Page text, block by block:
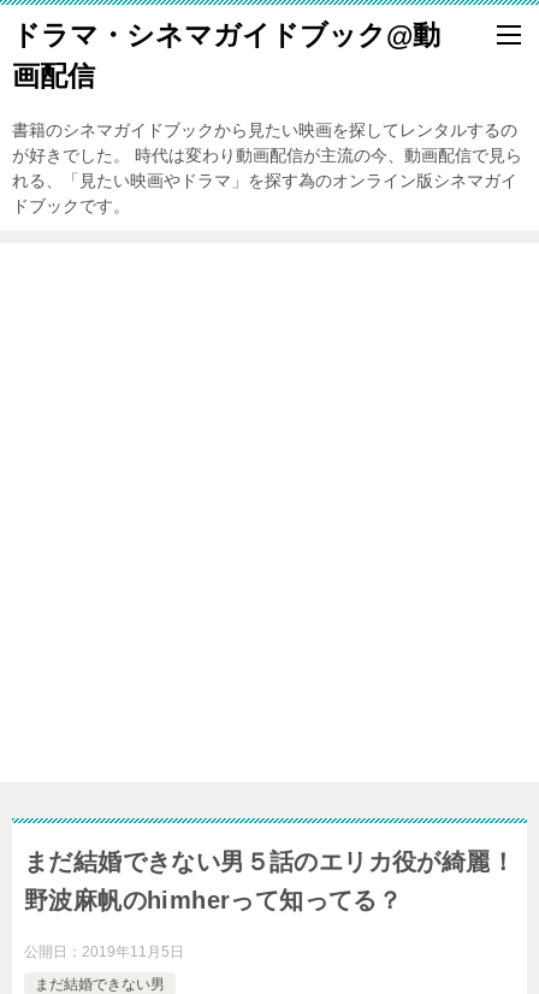
ドラマ・シネマガイドブック@動
画配信
書籍のシネマガイドブックから見たい映画を探してレンタルするの
が好きでした。 時代は変わり動画配信が主流の今、動画配信で見ら
れる、「見たい映画やドラマ」を探す為のオンライン版シネマガイ
ドブックです。
まだ結婚できない男５話のエリカ役が綺麗！
野波麻帆のhimherって知ってる？
公開日： 2019年11月5日
まだ結婚できない男